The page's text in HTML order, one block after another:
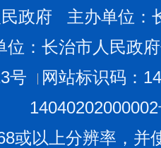
民政府 主办单位
位：长治市人民政
号
网站标识码：
或以上分辨率，并